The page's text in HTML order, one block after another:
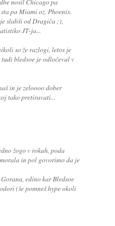
nosil Chicago pa
pa Miami oz. Phoenix.
slabši od Dragiča ;),
JT-ja...
so že razlogi, letos je
bledsoe je odločeval v
in je zeloooo dober
tako pretiravati...
žogo v rokah, poda
in pol govorimo da je
edino kar Bledsoe
(še pomneš hype okoli